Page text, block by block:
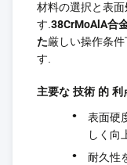
材料の選択と表
す. 38CrMoAlA合
た厳しい操作条
す.
主要な 技術 的 利
表面硬
しく向
耐久性